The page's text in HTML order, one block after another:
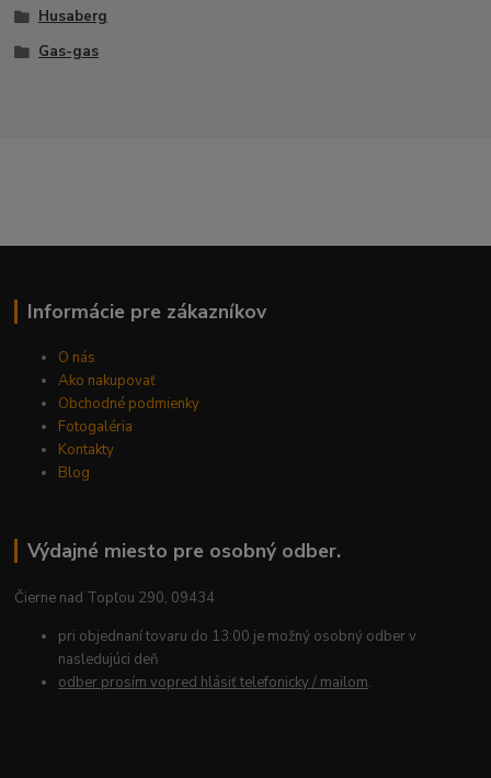
Husaberg
Gas-gas
Informácie pre zákazníkov
O nás
Ako nakupovať
Obchodné podmienky
Fotogaléria
Kontakty
Blog
Výdajné miesto pre osobný odber.
Čierne nad Topľou 290, 09434
pri objednaní tovaru do 13:00 je možný osobný odber v
nasledujúci deň
odber prosím vopred hlásiť telefonicky / mailom.